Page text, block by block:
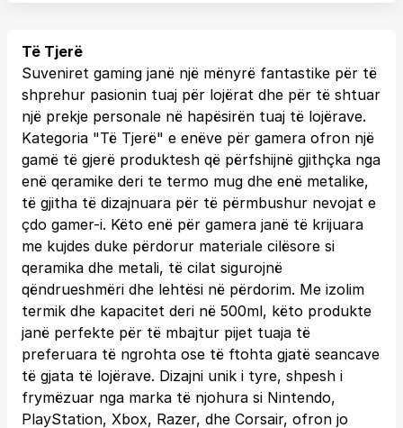
Të Tjerë
Suveniret gaming janë një mënyrë fantastike për të
shprehur pasionin tuaj për lojërat dhe për të shtuar
një prekje personale në hapësirën tuaj të lojërave.
Kategoria "Të Tjerë" e enëve për gamera ofron një
gamë të gjerë produktesh që përfshijnë gjithçka nga
enë qeramike deri te termo mug dhe enë metalike,
të gjitha të dizajnuara për të përmbushur nevojat e
çdo gamer-i. Këto enë për gamera janë të krijuara
me kujdes duke përdorur materiale cilësore si
qeramika dhe metali, të cilat sigurojnë
qëndrueshmëri dhe lehtësi në përdorim. Me izolim
termik dhe kapacitet deri në 500ml, këto produkte
janë perfekte për të mbajtur pijet tuaja të
preferuara të ngrohta ose të ftohta gjatë seancave
të gjata të lojërave. Dizajni unik i tyre, shpesh i
frymëzuar nga marka të njohura si Nintendo,
PlayStation, Xbox, Razer, dhe Corsair, ofron jo